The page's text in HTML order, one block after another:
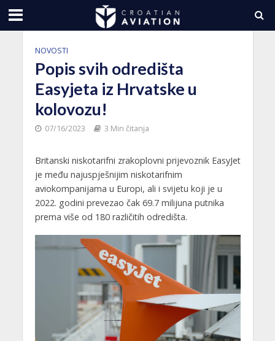
NOVOSTI
Popis svih odredišta
Easyjeta iz Hrvatske u
kolovozu!
07/16/2023 3 Min čitanja
Britanski niskotarifni zrakoplovni prijevoznik EasyJet
je među najuspješnijim niskotarifnim
aviokompanijama u Europi, ali i svijetu koji je u
2022. godini prevezao čak 69.7 milijuna putnika
prema više od 180 različitih odredišta.